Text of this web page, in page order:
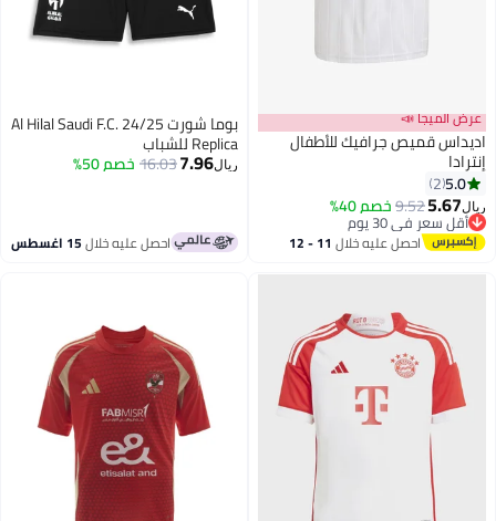
عرض الميجا 📣
اديداس قميص جرافيك للأطفال
إنترادا
5.0
2
ريال5.67
9.52خصم 40%
أقل سعر في 30 يوم
أقل سعر في 30 يوماحصل عليه خلال 11 - 12
بوما شورت Al Hilal Saudi F.C. 24/25
Replica للشباب
ريال7.96
16.03خصم 50%
احصل عليه خلال15 اغسطس